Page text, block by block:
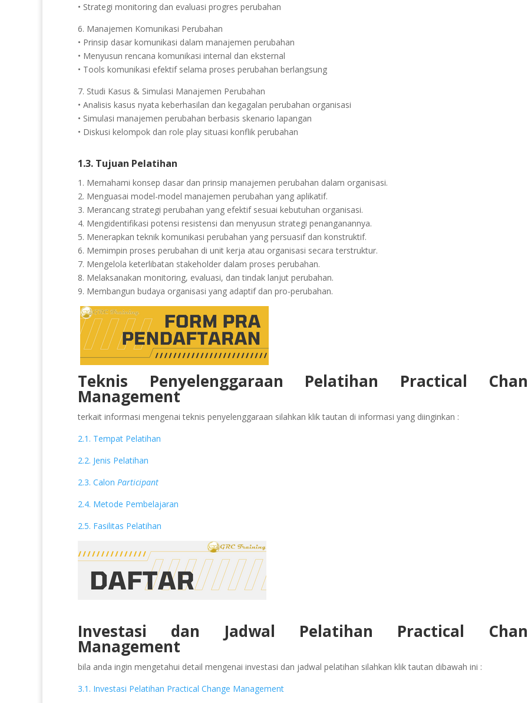
• Strategi monitoring dan evaluasi progres perubahan
6. Manajemen Komunikasi Perubahan
• Prinsip dasar komunikasi dalam manajemen perubahan
• Menyusun rencana komunikasi internal dan eksternal
• Tools komunikasi efektif selama proses perubahan berlangsung
7. Studi Kasus & Simulasi Manajemen Perubahan
• Analisis kasus nyata keberhasilan dan kegagalan perubahan organisasi
• Simulasi manajemen perubahan berbasis skenario lapangan
• Diskusi kelompok dan role play situasi konflik perubahan
1.3. Tujuan Pelatihan
1. Memahami konsep dasar dan prinsip manajemen perubahan dalam organisasi.
2. Menguasai model-model manajemen perubahan yang aplikatif.
3. Merancang strategi perubahan yang efektif sesuai kebutuhan organisasi.
4. Mengidentifikasi potensi resistensi dan menyusun strategi penanganannya.
5. Menerapkan teknik komunikasi perubahan yang persuasif dan konstruktif.
6. Memimpin proses perubahan di unit kerja atau organisasi secara terstruktur.
7. Mengelola keterlibatan stakeholder dalam proses perubahan.
8. Melaksanakan monitoring, evaluasi, dan tindak lanjut perubahan.
9. Membangun budaya organisasi yang adaptif dan pro-perubahan.
Teknis Penyelenggaraan Pelatihan Practical
Management
terkait informasi mengenai teknis penyelenggaraan silahkan klik tautan di informasi yang diinginkan :
2.1. Tempat Pelatihan
2.2. Jenis Pelatihan
2.3. Calon Participant
2.4. Metode Pembelajaran
2.5. Fasilitas Pelatihan
Investasi dan Jadwal Pelatihan Practical
Management
bila anda ingin mengetahui detail mengenai investasi dan jadwal pelatihan silahkan klik tautan dibawah ini :
3.1. Investasi Pelatihan Practical Change Management